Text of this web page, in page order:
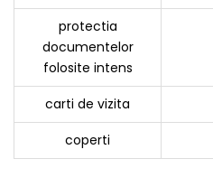
protectia
documentelor
folosite intens
carti de vizita
coperti